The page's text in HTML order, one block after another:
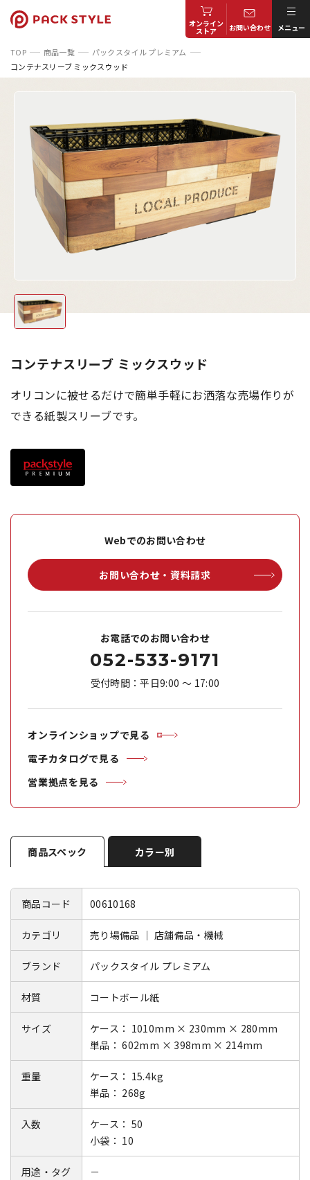
オンライン
ストア お問い合わせ メニュー
TOP 商品一覧
パックスタイル プレミアム
コンテナスリーブ ミックスウッド
コンテナスリーブ ミックスウッド
オリコンに被せるだけで簡単手軽にお洒落な売場作りが
できる紙製スリーブです。
Webでのお問い合わせ
お問い合わせ・資料請求
お電話でのお問い合わせ
052-533-9171
受付時間：平日9:00 ～ 17:00
オンラインショップで見る
電子カタログで見る
営業拠点を見る
商品スペック カラー別
商品コード 00610168
カテゴリ 売り場備品 ｜ 店舗備品・機械
ブランド パックスタイル プレミアム
材質 コートボール紙
サイズ
ケース： 1010mm × 230mm × 280mm
単品： 602mm × 398mm × 214mm
重量
ケース： 15.4kg
単品： 268g
入数
ケース： 50
小袋： 10
用途・タグ －